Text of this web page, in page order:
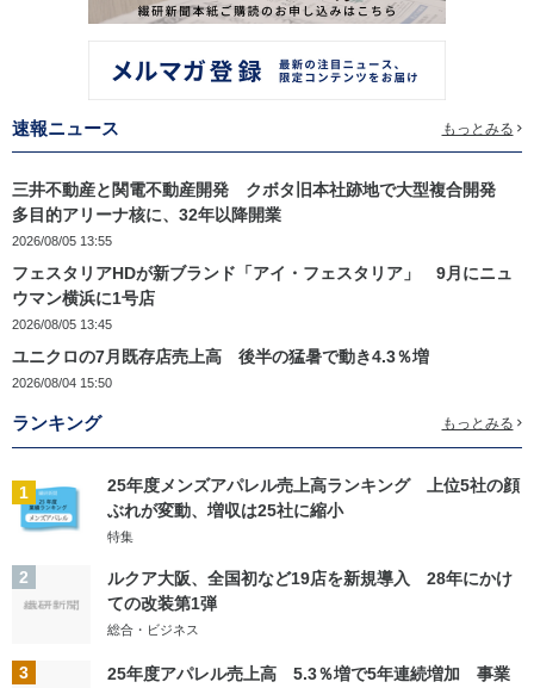
速報ニュース もっとみる
三井不動産と関電不動産開発 クボタ旧本社跡地で大型複合開発
多目的アリーナ核に、32年以降開業
2026/08/05 13:55
フェスタリアHDが新ブランド「アイ・フェスタリア」 9月にニュ
ウマン横浜に1号店
2026/08/05 13:45
ユニクロの7月既存店売上高 後半の猛暑で動き4.3％増
2026/08/04 15:50
ランキング もっとみる
1
25年度メンズアパレル売上高ランキング 上位5社の顔
ぶれが変動、増収は25社に縮小
特集
2
ルクア大阪、全国初など19店を新規導入 28年にかけ
ての改装第1弾
総合・ビジネス
3
25年度アパレル売上高 5.3％増で5年連続増加 事業